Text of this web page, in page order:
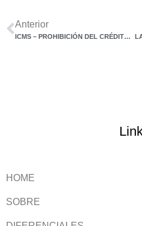
Anterior
ICMS – PROHIBICIÓN DEL CRÉDITO PARA LA ADQUISICIÓN DE INSUMOS Y PRODUCTOS DESTINADOS A LA INDUSTRIALIZACIÓN Y COMERCIALIZACIÓN
HOME
SOBRE